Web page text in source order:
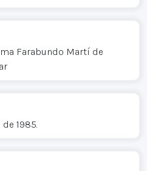
Farabundo Martí de
1985.